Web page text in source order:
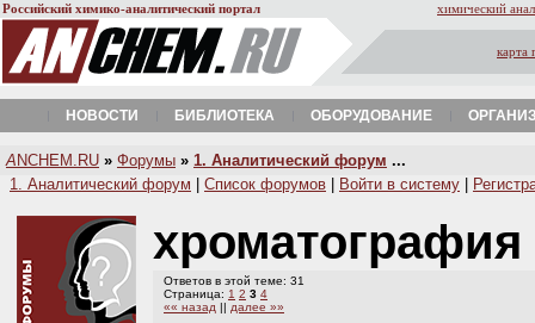
Российский химико-аналитический портал химический
карта
НОВОСТИ БИБЛИОТЕКА ОБОРУДОВАНИЕ
A NCHEM.RU » Форумы » 1. Аналитический форум ...
1. Аналитический форум
Список форумов Войти в систему
Ответов в этой теме: 31
Страница: 1 2 3 4
«« назад || далее »»